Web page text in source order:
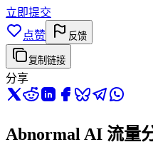
立即提交
点赞
反馈
复制链接
分享
Abnormal AI 流量